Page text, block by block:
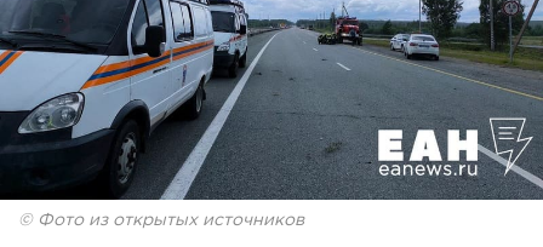
© Фото из открытых источников